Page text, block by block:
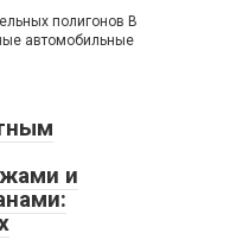
полигонов В
автомобильные
и